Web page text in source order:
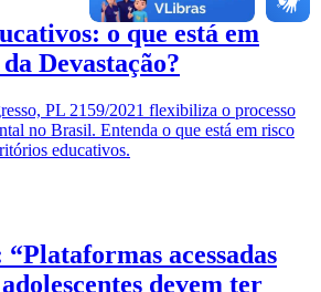
o que está em
Devastação?
PL 2159/2021 flexibiliza o processo
no Brasil. Entenda o que está em risco
educativos.
acessadas
devem ter